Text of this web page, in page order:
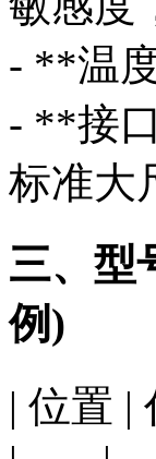
- **温
- **接
标准大
三、型
例)
| 位置 |